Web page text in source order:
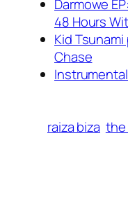
Darmowe
48 Hours
Kid
Chase
raiza biza